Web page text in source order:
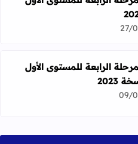
الرابعة للمستوى الاول ابتدائي
27/
الرابعة للمستوى الأول ابتدائي
الرابعة للمستوى الأول
2023
09/